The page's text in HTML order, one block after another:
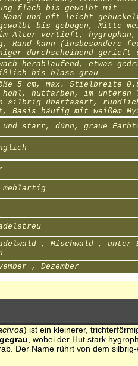
flach bis gewölbt mit
und oft leicht
bis gebogen, Mitte
Alter vertieft, hygrophan,
Rand kann (insbesondere
durchscheinend gerieft
herablaufend, etwas
bis blass grau
5 cm, max. Stielbreite
hutfarben, im unteren
silbrig überfasert,
Basis häufig mit weißem
starr, dünn, graue
, Mischwald , unter
, Dezember
) ist ein kleinerer,
, wobei der Hut stark
Der Name rührt von dem silbrig-